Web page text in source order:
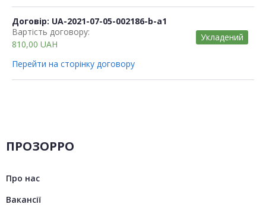
Договір: UA-2021-07-05-002186-b-a1
Вартість договору:
810,00 UAH
Укладений
Перейти на сторінку договору
ПРОЗОРРО
Про нас
Вакансії